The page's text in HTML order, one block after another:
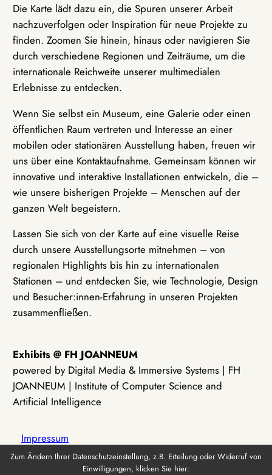
Die Karte lädt dazu ein, die Spuren unserer Arbeit
nachzuverfolgen oder Inspiration für neue Projekte zu
finden. Zoomen Sie hinein, hinaus oder navigieren Sie
durch verschiedene Regionen und Zeiträume, um die
internationale Reichweite unserer multimedialen
Erlebnisse zu entdecken.
Wenn Sie selbst ein Museum, eine Galerie oder einen
öffentlichen Raum vertreten und Interesse an einer
mobilen oder stationären Ausstellung haben, freuen wir
uns über eine Kontaktaufnahme. Gemeinsam können wir
innovative und interaktive Installationen entwickeln, die –
wie unsere bisherigen Projekte – Menschen auf der
ganzen Welt begeistern.
Lassen Sie sich von der Karte auf eine visuelle Reise
durch unsere Ausstellungsorte mitnehmen – von
regionalen Highlights bis hin zu internationalen
Stationen – und entdecken Sie, wie Technologie, Design
und Besucher:innen-Erfahrung in unseren Projekten
zusammenfließen.
Exhibits @ FH JOANNEUM
powered by Digital Media & Immersive Systems | FH
JOANNEUM | Institute of Computer Science and
Artificial Intelligence
Impressum
Zum Ändern Ihrer Datenschutzeinstellung, z.B. Erteilung oder Widerruf von
Einwilligungen, klicken Sie hier: